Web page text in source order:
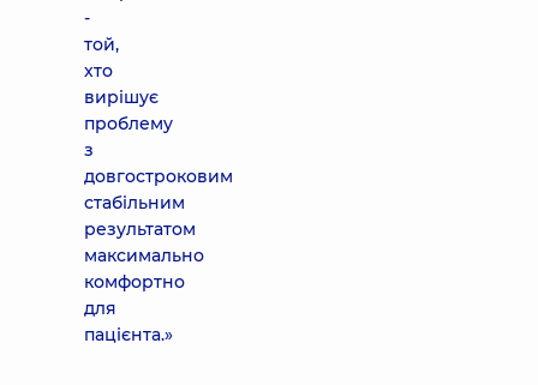
-
той,
хто
вирішує
проблему
з
довгостроковим
стабільним
результатом
максимально
комфортно
для
пацієнта.»